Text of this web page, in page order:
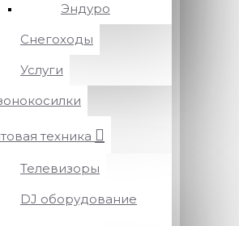
Эндуро
Снегоходы
Услуги
техника
Телевизоры
DJ оборудование